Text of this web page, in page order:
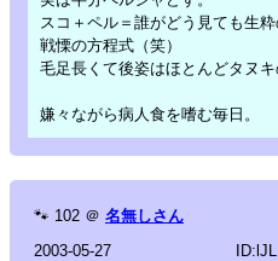
スコ＋ペル＝誰がどう見ても生
戦慄の方程式（笑）
毛足長くて後姿はほとんどタヌ
嫌々ながら病人食を嗜む毎日。
🐾 102 ＠ 名無しさん
2003-05-27